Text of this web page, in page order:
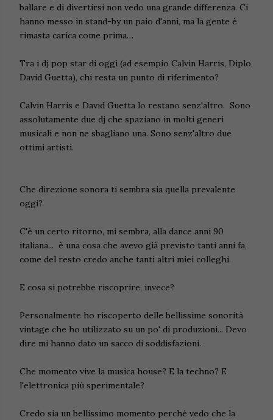
ballare e di divertirsi non vedo una grande differenza. Ci
hanno messo in stand-by un paio d'anni, ma la gente è
rimasta carica come prima…
Tra i dj pop star di oggi (ad esempio Calvin Harris, Diplo,
David Guetta), chi resta un punto di riferimento?
Calvin Harris e David Guetta lo restano senz'altro. Sono
assolutamente due dj che spaziano in molti generi
musicali e non ne sbagliano una. Sono senz'altro due
ottimi artisti.
Che direzione sonora ti sembra sia quella prevalente
oggi?
C'è un certo ritorno, mi sembra, alla dance anni 90
italiana... è una cosa che avevo già previsto tanti anni fa,
come del resto credo anche tanti altri miei colleghi.
E cosa si potrebbe riscoprire, invece?
Personalmente ho riscoperto delle bellissime sonorità
vintage che ho utilizzato su un po' di produzioni... Devo
dire mi hanno dato un sacco di soddisfazioni.
Che momento vive la musica house? E la techno? E
l'elettronica più sperimentale?
Credo sia un bellissimo momento perché vedo che la